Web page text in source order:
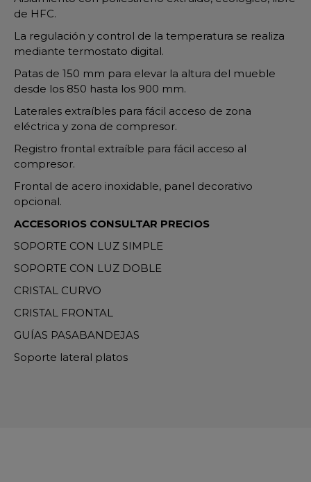
de HFC.
La regulación y control de la temperatura se realiza
mediante termostato digital.
Patas de 150 mm para elevar la altura del mueble
desde los 850 hasta los 900 mm.
Laterales extraíbles para fácil acceso de zona
eléctrica y zona de compresor.
Registro frontal extraíble para fácil acceso al
compresor.
Frontal de acero inoxidable, panel decorativo
opcional.
ACCESORIOS CONSULTAR PRECIOS
SOPORTE CON LUZ SIMPLE
SOPORTE CON LUZ DOBLE
CRISTAL CURVO
CRISTAL FRONTAL
GUÍAS PASABANDEJAS
Soporte lateral platos